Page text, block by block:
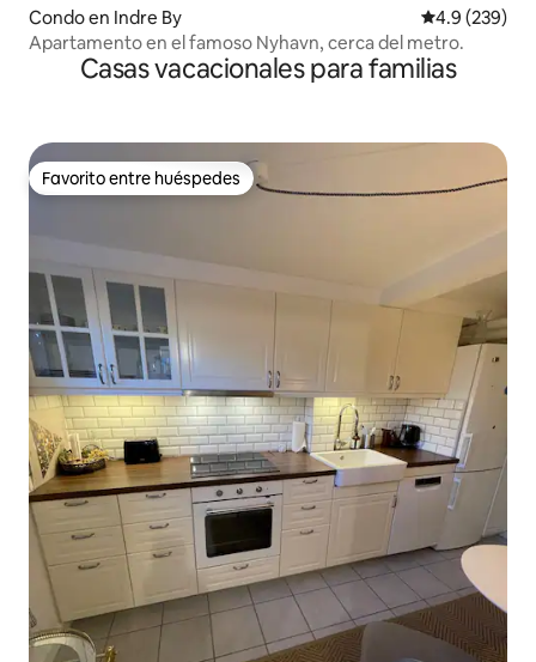
Condo en Indre By Calificación
4.9 (239)
Apartamento en el famoso Nyhavn, cerca del metro.
Casas vacacionales para familias
Favorito entre huéspedes
Favorito entre huéspedes